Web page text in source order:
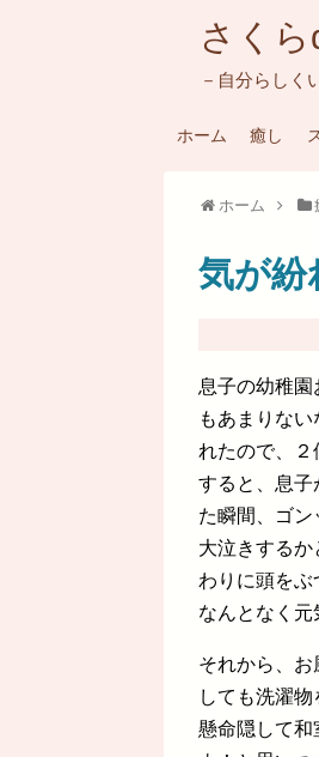
さく
－自分らしく
ホーム 癒し
ホーム
気が紛
息子の幼稚
もあまりな
れたので、２
すると、息子
た瞬間、ゴン
大泣きする
わりに頭をぶ
なんとなく元
それから、
しても洗濯
懸命隠して和